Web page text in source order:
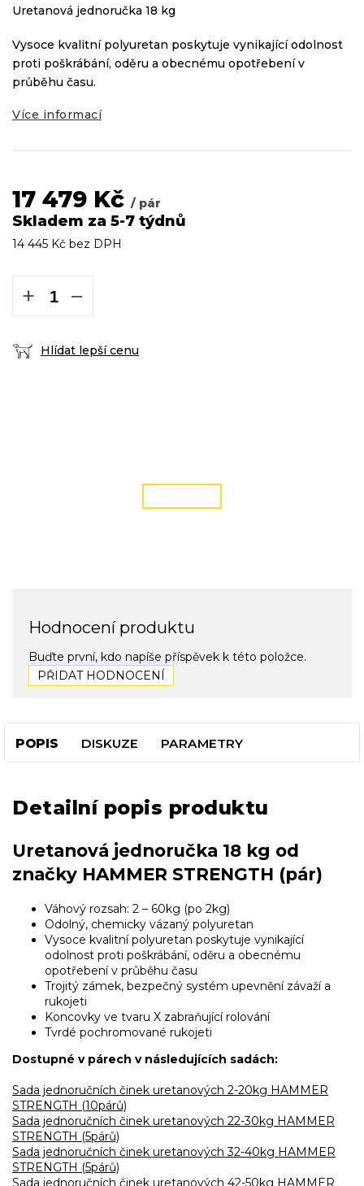
17 479 Kč / pár
Skladem za 5-7 týdnů
14 445 Kč bez DPH
+ −
Hlídat lepší cenu
Uretanová jednoručka 18 kg
Vysoce kvalitní polyuretan poskytuje vynikající odolnost
proti poškrábání, oděru a obecnému opotřebení v
průběhu času.
Více informací
Hodnocení produktu
Buďte první, kdo napíše příspěvek k této položce.
PŘIDAT HODNOCENÍ
POPIS DISKUZE PARAMETRY
Detailní popis produktu
Uretanová jednoručka 18 kg od
značky HAMMER STRENGTH (pár)
Váhový rozsah: 2 – 60kg (po 2kg)
Odolný, chemicky vázaný polyuretan
Vysoce kvalitní polyuretan poskytuje vynikající
odolnost proti poškrábání, oděru a obecnému
opotřebení v průběhu času
Trojitý zámek, bezpečný systém upevnění závaží a
rukojeti
Koncovky ve tvaru X zabraňující rolování
Tvrdé pochromované rukojeti
Dostupné v párech v následujících sadách:
Sada jednoručních činek uretanových 2-20kg HAMMER
STRENGTH (10párů)
Sada jednoručních činek uretanových 22-30kg HAMMER
STRENGTH (5párů)
Sada jednoručních činek uretanových 32-40kg HAMMER
STRENGTH (5párů)
Sada jednoručních činek uretanových 42-50kg HAMMER